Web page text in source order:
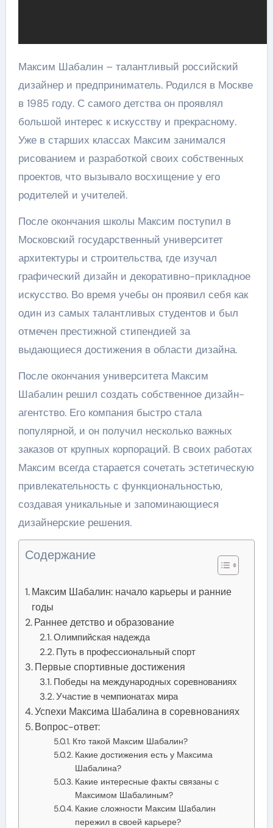
Максим Шабалин – талантливый российский
дизайнер и предприниматель. Родился в Москве
в 1985 году. С самого детства он проявлял
большой интерес к искусству и прекрасному.
Уже в старших классах Максим занимался
рисованием и разработкой своих собственных
проектов, что вызывало восхищение у его
родителей и учителей.
После окончания школы Максим поступил в
Московский государственный университет
архитектуры и строительства, где изучал
графический дизайн и декоративно-прикладное
искусство. Во время учебы он проявил себя как
один из самых талантливых студентов и был
отмечен престижной стипендией за
выдающиеся достижения в области дизайна.
После окончания университета Максим
Шабалин решил создать собственное дизайн-
агентство. Его компания быстро стала
популярной, и он получил несколько важных
заказов от крупных корпораций. В своих работах
Максим всегда старается сочетать эстетическую
привлекательность с функциональностью,
создавая уникальные и запоминающиеся
дизайнерские решения.
Содержание
Максим Шабалин: начало карьеры и ранние
годы
Раннее детство и образование
Олимпийская надежда
Путь в профессиональный спорт
Первые спортивные достижения
Победы на международных соревнованиях
Участие в чемпионатах мира
Успехи Максима Шабалина в соревнованиях
Вопрос-ответ:
Кто такой Максим Шабалин?
Какие достижения есть у Максима
Шабалина?
Какие интересные факты связаны с
Максимом Шабалиным?
Какие сложности Максим Шабалин
пережил в своей карьере?